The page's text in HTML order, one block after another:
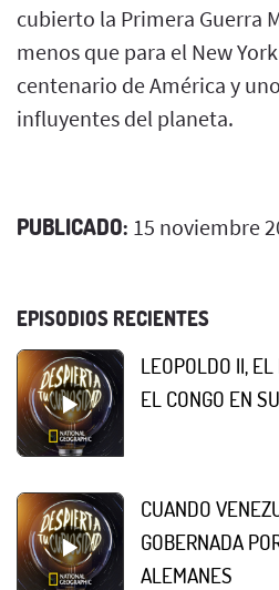
cubierto la Primera Guerra
menos que para el New
centenario de América y
influyentes del planeta.
PUBLICADO: 15 noviembre
EPISODIOS RECIENTES
LEOPOLDO II,
EL CONGO EN
CUANDO
GOBERNADA
ALEMANES